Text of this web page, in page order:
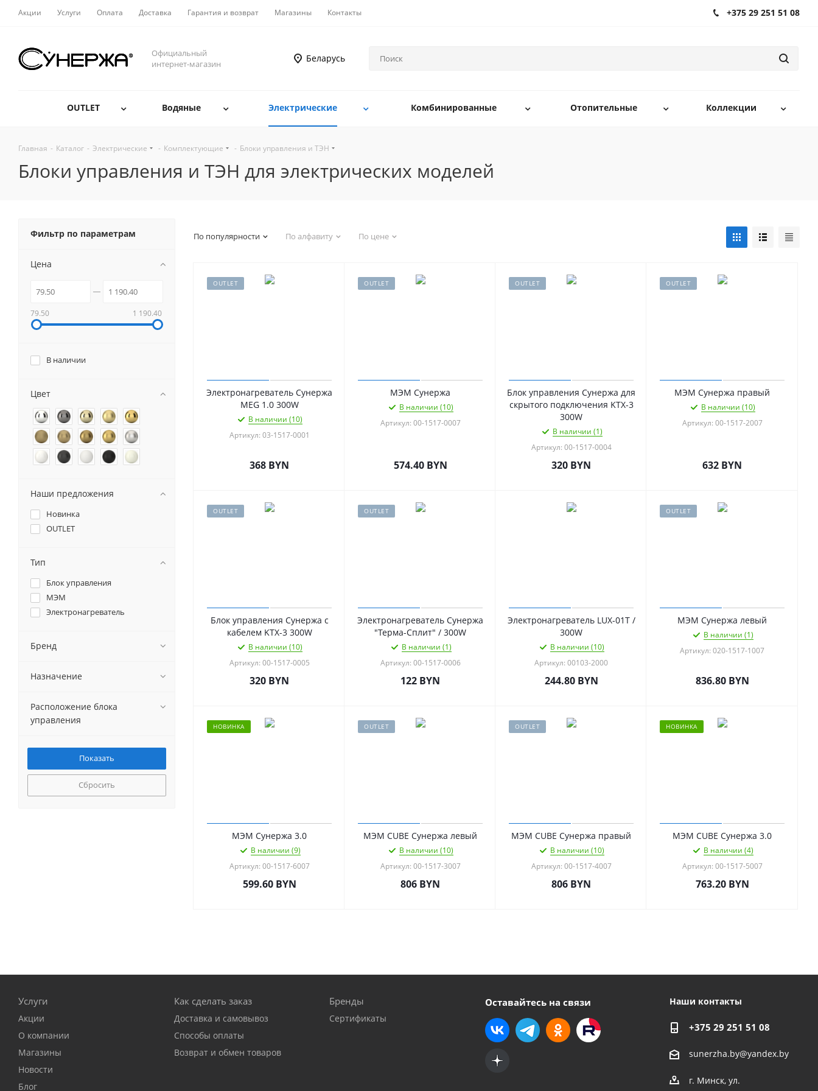
Акции Услуги Оплата Доставка Гарантия и возврат Магазины Контакты +375 29 251 51 08
Официальный
интернет-магазин
Беларусь
OUTLET Водяные Электрические Комбинированные Отопительные Коллекции
Главная - Каталог - Электрические - Комплектующие - Блоки управления и ТЭН
Блоки управления и ТЭН для электрических моделей
По популярности По алфавиту По цене
OUTLET
Электронагреватель Сунержа
MEG 1.0 300W
В наличии (10)
Артикул: 03-1517-0001
368 BYN
OUTLET
МЭМ Сунержа
В наличии (10)
Артикул: 00-1517-0007
574.40BYN
OUTLET
Блок управления Сунержа для
скрытого подключения KTX-3
300W
В наличии (1)
Артикул: 00-1517-0004
320 BYN
OUTLET
МЭМ Сунержа правый
В наличии (10)
Артикул: 00-1517-2007
632 BYN
OUTLET
Блок управления Сунержа с
кабелем KTX-3 300W
В наличии (10)
Артикул: 00-1517-0005
320 BYN
OUTLET
Электронагреватель Сунержа
"Терма-Сплит" / 300W
В наличии (1)
Артикул: 00-1517-0006
122 BYN
Электронагреватель LUX-01T /
300W
В наличии (10)
Артикул: 00103-2000
244.80BYN
OUTLET
МЭМ Сунержа левый
В наличии (1)
Артикул: 020-1517-1007
836.80BYN
НОВИНКА
МЭМ Сунержа 3.0
В наличии (9)
Артикул: 00-1517-6007
599.60BYN
OUTLET
МЭМ CUBE Сунержа левый
В наличии (10)
Артикул: 00-1517-3007
806 BYN
OUTLET
МЭМ CUBE Сунержа правый
В наличии (10)
Артикул: 00-1517-4007
806 BYN
НОВИНКА
МЭМ CUBE Сунержа 3.0
В наличии (4)
Артикул: 00-1517-5007
763.20BYN
Фильтр по параметрам
Цена
79.50 1 190.40
В наличии
Цвет
Наши предложения
Новинка
OUTLET
Тип
Блок управления
МЭМ
Электронагреватель
Бренд
Назначение
Расположение блока
управления
Сбросить
Услуги
Акции
О компании
Магазины
Новости
Блог
Как сделать заказ
Доставка и самовывоз
Способы оплаты
Возврат и обмен товаров
Бренды
Сертификаты
Оставайтесь на связи Наши контакты
+375 29 251 51 08
sunerzha.by@yandex.by
г. Минск, ул.